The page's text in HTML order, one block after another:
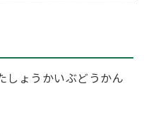
しょうかいぶどうかん